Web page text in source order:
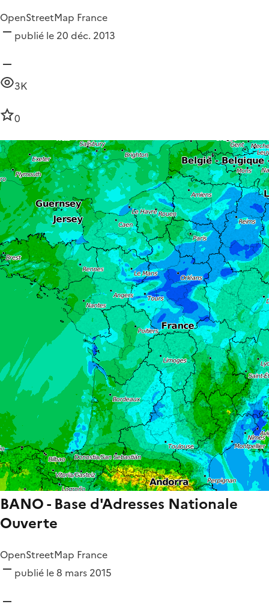
OpenStreetMap France
publié le 20 déc. 2013
3K
0
BANO - Base d'Adresses Nationale
Ouverte
OpenStreetMap France
publié le 8 mars 2015